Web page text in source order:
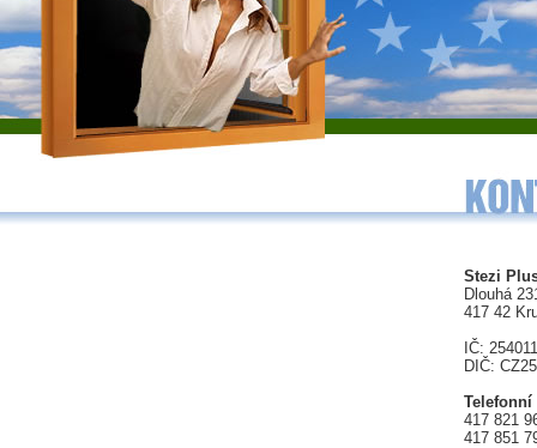
Stezi
Dlouhá
417 42
IČ:
DIČ:
417 821
417 851